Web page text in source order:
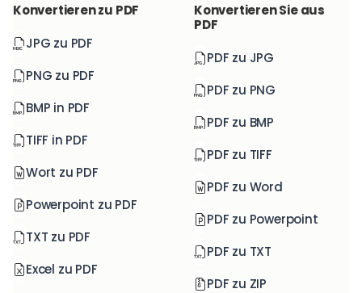
Konvertieren zu PDF
JPG zu PDF
PNG zu PDF
BMP in PDF
TIFF in PDF
Wort zu PDF
Powerpoint zu PDF
TXT zu PDF
Excel zu PDF
Konvertieren Sie aus
PDF
PDF zu JPG
PDF zu PNG
PDF zu BMP
PDF zu TIFF
PDF zu Word
PDF zu Powerpoint
PDF zu TXT
PDF zu ZIP